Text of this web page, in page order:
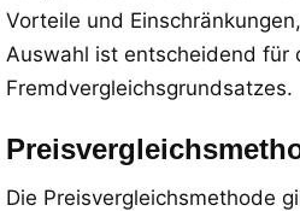
Vorteile und
Auswahl ist entscheidend für
Fremdvergleichsgrundsatzes.
Die Preisvergleichsmethode